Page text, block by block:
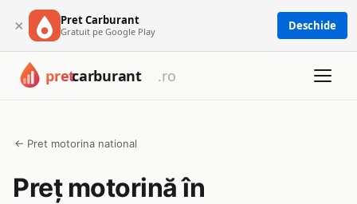
× Pret Carburant
Gratuit pe Google Play Deschide
← Pret motorina national
Preț motorină în